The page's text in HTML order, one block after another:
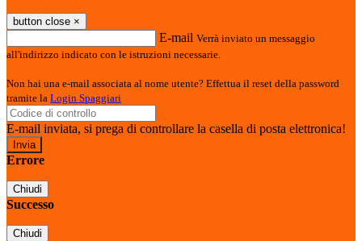
button close ×
E-mail Verrà inviato un messaggio
all'indirizzo indicato con le istruzioni necessarie.
Non hai una e-mail associata al nome utente? Effettua il reset della password
tramite la Login Spaggiari
E-mail inviata, si prega di controllare la casella di posta elettronica!
Errore
Chiudi
Successo
Chiudi